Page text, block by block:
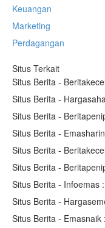
Keuangan
Marketing
Perdagangan
Situs Terkait
Situs Berita -
Situs Berita -
Situs Berita -
Situs Berita -
Situs Berita -
Situs Berita -
Situs Berita - Infoemas :
Situs Berita -
Situs Berita - Emasnaik :